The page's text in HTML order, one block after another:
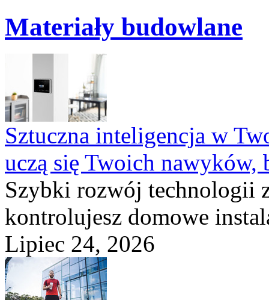
Materiały budowlane
Sztuczna inteligencja w
uczą się Twoich nawyków,
Szybki rozwój technologii
kontrolujesz domowe
Lipiec 24, 2026